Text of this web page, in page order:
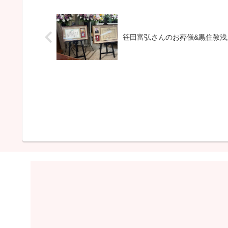
笹田富弘さんのお葬儀&黒住教